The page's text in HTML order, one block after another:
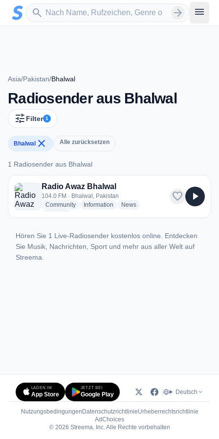
Zum Hauptinhalt springen
search
Sender suchen arrow_forward menu
Asia/Pakistan/Bhalwal
Radiosender aus Bhalwal
tune Filter 1
Bhalwal close Alle zurücksetzen
1 Radiosender aus Bhalwal
1 Radiosender aus Bhalwal
Radio Awaz Bhalwal
104.0 FM · Bhalwal, Pakistan
Communityradio stations
Information radio stations
Newsradio stations
favorite play_arrow
Hören Sie 1 Live-Radiosender kostenlos online. Entdecken
Sie Musik, Nachrichten, Sport und mehr aus aller Welt auf
Streema.
LADEN IM
App Store
JETZT BEI
Google Play Deutsch
Nutzungsbedingungen DatenschutzrichtlinieUrheberrechtsrichtlinie
AdChoices(öffnet in neuem Tab)
© 2026 Streema, Inc. Alle Rechte vorbehalten